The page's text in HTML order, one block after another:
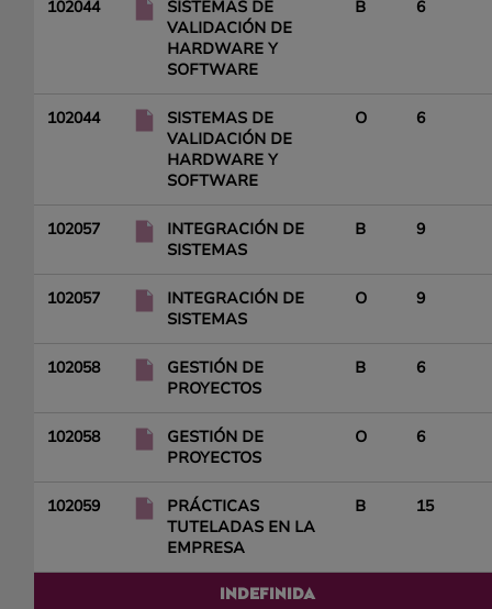
102044
SISTEMAS DE
VALIDACIÓN DE
HARDWARE Y
SOFTWARE
B 6
102044
SISTEMAS DE
VALIDACIÓN DE
HARDWARE Y
SOFTWARE
O 6
102057
INTEGRACIÓN DE
SISTEMAS
B 9
102057
INTEGRACIÓN DE
SISTEMAS
O 9
102058
GESTIÓN DE
PROYECTOS
B 6
102058
GESTIÓN DE
PROYECTOS
O 6
102059
PRÁCTICAS
TUTELADAS EN LA
EMPRESA
B 15
INDEFINIDA